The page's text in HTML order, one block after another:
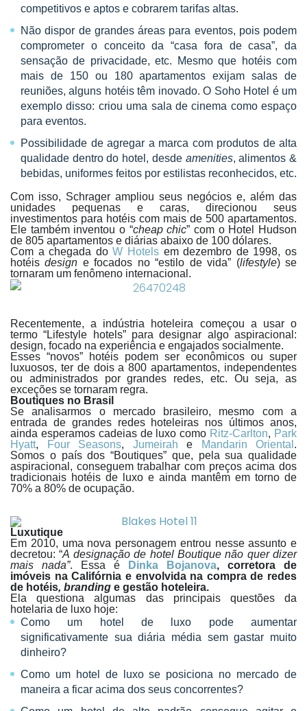
competitivos e aptos e cobrarem tarifas altas.
Não dispor de grandes áreas para eventos, pois podem
comprometer o conceito da “casa fora de casa”, da
sensação de privacidade, etc. Mesmo que hotéis com
mais de 150 ou 180 apartamentos exijam salas de
reuniões, alguns hotéis têm inovado. O Soho Hotel é um
exemplo disso: criou uma sala de cinema como espaço
para eventos.
Possibilidade de agregar a marca com produtos de alta
qualidade dentro do hotel, desde amenities, alimentos &
bebidas, uniformes feitos por estilistas reconhecidos, etc.
Com isso, Schrager ampliou seus negócios e, além das
unidades pequenas e caras, direcionou seus
investimentos para hotéis com mais de 500 apartamentos.
Ele também inventou o “cheap chic” com o Hotel Hudson
de 805 apartamentos e diárias abaixo de 100 dólares.
Com a chegada doW Hotels em dezembro de 1998, os
hotéisdesign e focados no “estilo de vida” (lifestyle) se
tornaram um fenômeno internacional.
Recentemente, a indústria hoteleira começou a usar o
termo “Lifestyle hotels” para designar algo aspiracional:
design, focado na experiência e engajados socialmente.
Esses “novos” hotéis podem ser econômicos ou super
luxuosos, ter de dois a 800 apartamentos, independentes
ou administrados por grandes redes, etc. Ou seja, as
exceções se tornaram regra.
Boutiques no Brasil
Se analisarmos o mercado brasileiro, mesmo com a
entrada de grandes redes hoteleiras nos últimos anos,
ainda esperamos cadeias de luxo como Ritz-Carlton, Park
Hyatt, Four Seasons, Jumeirah e Mandarin Oriental .
Somos o país dos “Boutiques” que, pela sua qualidade
aspiracional, conseguem trabalhar com preços acima dos
tradicionais hotéis de luxo e ainda mantêm em torno de
70% a 80% de ocupação.
Luxutique
Em 2010, uma nova personagem entrou nesse assunto e
decretou: “A designação de hotel Boutique não quer dizer
mais nada”. Essa é Dinka Bojanova, corretora de
imóveis na Califórnia e envolvida na compra de redes
de hotéis, branding e gestão hoteleira.
Ela questiona algumas das principais questões da
hotelaria de luxo hoje:
Como um hotel de luxo pode aumentar
significativamente sua diária média sem gastar muito
dinheiro?
Como um hotel de luxo se posiciona no mercado de
maneira a ficar acima dos seus concorrentes?